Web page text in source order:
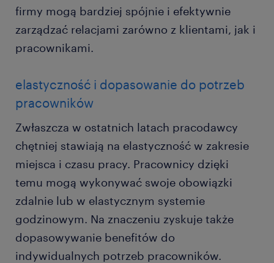
firmy mogą bardziej spójnie i efektywnie
zarządzać relacjami zarówno z klientami, jak i
pracownikami.
elastyczność i dopasowanie do potrzeb
pracowników
Zwłaszcza w ostatnich latach pracodawcy
chętniej stawiają na elastyczność w zakresie
miejsca i czasu pracy. Pracownicy dzięki
temu mogą wykonywać swoje obowiązki
zdalnie lub w elastycznym systemie
godzinowym. Na znaczeniu zyskuje także
dopasowywanie benefitów do
indywidualnych potrzeb pracowników.